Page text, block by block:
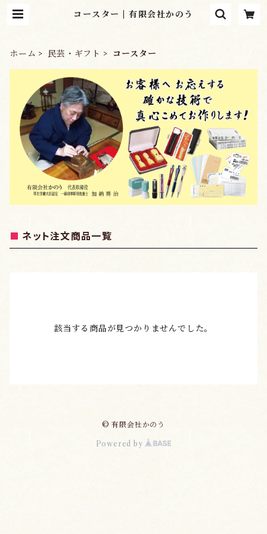
コースター | 有限会社かのう
ホーム 民芸・ギフト コースター
ネット注文商品一覧
該当する商品が見つかりませんでした。
© 有限会社かのう
Powered by